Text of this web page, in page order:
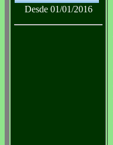
Desde 01/01/2016